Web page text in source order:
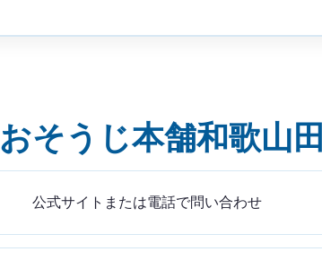
おそうじ本舗和歌山
公式サイトまたは電話で問い合わせ